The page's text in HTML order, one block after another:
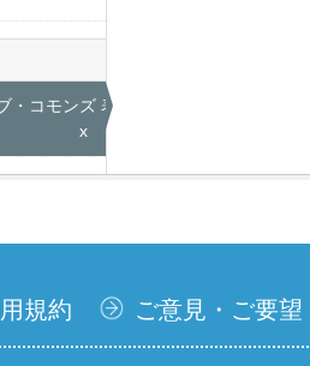
・コモンズ 表示
x
規約 ご意見・ご要望